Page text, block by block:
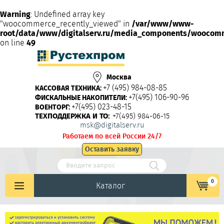
Warning: Undefined array key
"woocommerce_recently_viewed" in /var/www/www-
root/data/www/digitalserv.ru/media_components/
on line 49
Москва
КАССОВАЯ ТЕХНИКА: +7 (495) 984-08-85
ФИСКАЛЬНЫЕ НАКОПИТЕЛИ: +7(495) 106-90-96
ВОЕНТОРГ: +7(495) 023-48-15
ТЕХПОДДЕРЖКА И ТО: +7(495) 984-06-15
msk@digitalserv.ru
Работаем по всей России 24/7
Оставить заявку
Каталог 0